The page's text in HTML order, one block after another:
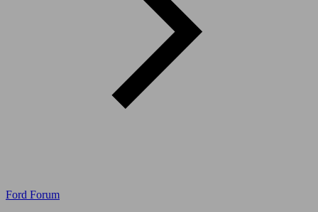
Ford Forum